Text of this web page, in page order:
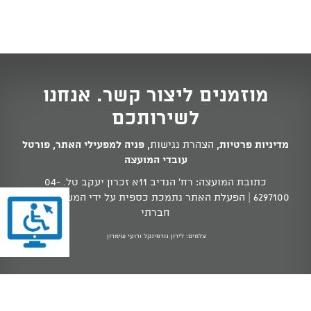
מוזמנים ליצור קשר. אנחנו
לשירותכם
מדיניות פרטיות, הצהרת נגישות, פניה למפעילי האתר, פורטל
עובדי המועצה
כתובת המועצה: רח' הנדיב 11א זכרון יעקב טל.
04-
6297100 | הפעלת האתר נתמכת כספית על ידי המשרד לשוויון
חברתי
צלמים: לירון גורפינקל ורועי שימרון